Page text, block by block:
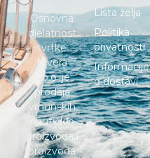
Osnovna
djelatnost
tvrtke
Nivera
d.o.o. je
prodaja
vrhunskih
nautičkih
proizvoda i
proizvoda
Lista želja
Politika
privatnosti
Informacije
o dostavi